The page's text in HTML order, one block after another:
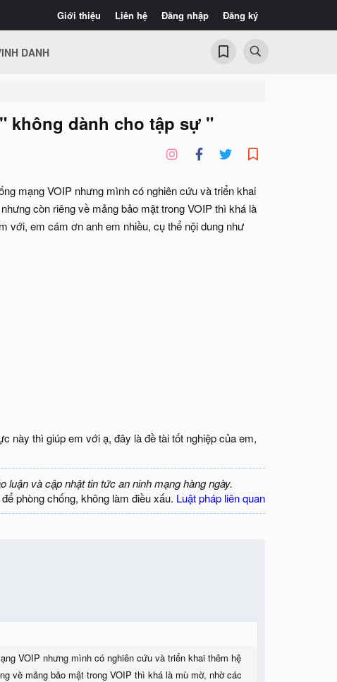
Giới thiệu Liên hệ Đăng nhập Đăng ký
DANH
không dành cho tập sự "
mạng VOIP nhưng mình có nghiên cứu và triển khai
nhưng còn riêng về mảng bảo mật trong VOIP thì khá là
với, em cám ơn anh em nhiều, cụ thể nội dung như
này thì giúp em với ạ, đây là đề tài tốt nghiệp của em,
luận và cập nhật tin tức an ninh mạng hàng ngày.
phòng chống, không làm điều xấu. Luật pháp liên quan
VOIP nhưng mình có nghiên cứu và triển khai thêm hệ
về mảng bảo mật trong VOIP thì khá là mù mờ, nhờ các